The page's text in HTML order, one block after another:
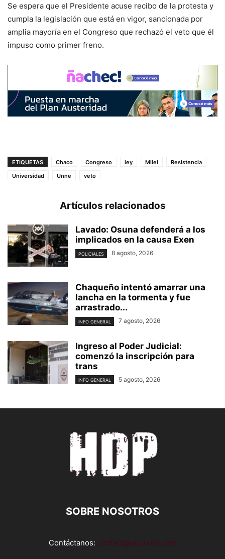
Se espera que el Presidente acuse recibo de la protesta y
cumpla la legislación que está en vigor, sancionada por
amplia mayoría en el Congreso que rechazó el veto que él
impuso como primer freno.
ETIQUETAS Chaco Congreso ley Milei
Resistencia
Universidad
Unne veto
Artículos relacionados
Lavado: Osuna defenderá a los
implicados en la causa Exen
POLICIALES 8 agosto, 2026
Chaqueño intentó amarrar una
lancha en la tormenta y fue
arrastrado...
INFO GENERAL 7 agosto, 2026
Ingreso al Poder Judicial:
comenzó la inscripción para
trans
INFO GENERAL 5 agosto, 2026
SOBRE NOSOTROS
Contáctanos: contact@yoursite.com